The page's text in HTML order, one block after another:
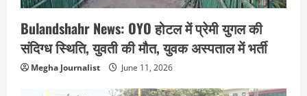
Bulandshahr News: OYO होटल में प्रेमी युगल की
संदिग्ध स्थिति, युवती की मौत, युवक अस्पताल में भर्ती
Megha Journalist June 11, 2026